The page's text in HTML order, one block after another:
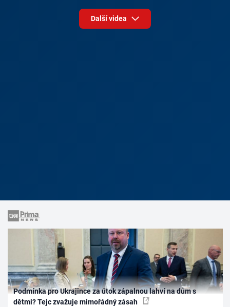
Další videa
Podmínka pro Ukrajince za útok zápalnou lahví na dům s
dětmi? Tejc zvažuje mimořádný zásah